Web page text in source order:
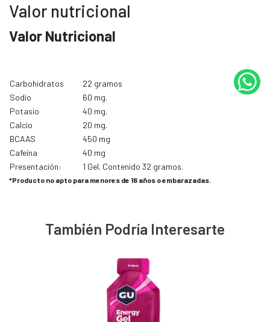
Valor nutricional
Valor Nutricional
Carbohidratos
22 gramos
Sodio
60 mg.
Potasio
40 mg.
Calcio
20 mg.
BCAAS
450 mg
Cafeína
40 mg
Presentación:
1 Gel. Contenido 32 gramos.
*Producto no apto para menores de 16 años o embarazadas.
También Podría Interesarte